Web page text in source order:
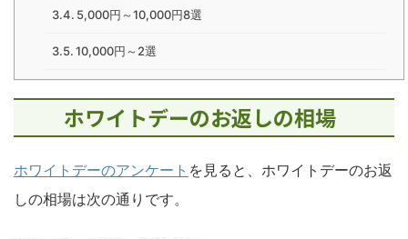
5,000円～10,000円8選
10,000円～2選
ホワイトデーのお返しの相場
ホワイトデーのアンケート を見ると、ホワイトデーのお返
しの相場は次の通りです。